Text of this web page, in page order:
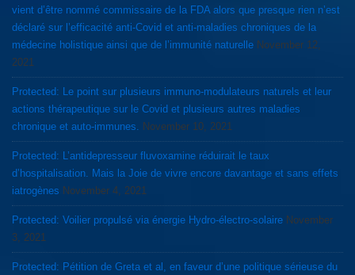
vient d’être nommé commissaire de la FDA alors que presque rien n’est
déclaré sur l’efficacité anti-Covid et anti-maladies chroniques de la
médecine holistique ainsi que de l’immunité naturelle November 12,
2021
Protected: Le point sur plusieurs immuno-modulateurs naturels et leur
actions thérapeutique sur le Covid et plusieurs autres maladies
chronique et auto-immunes.
November 10, 2021
Protected: L’antidepresseur fluvoxamine réduirait le taux
d’hospitalisation. Mais la Joie de vivre encore davantage et sans effets
iatrogènes November 4, 2021
Protected: Voilier propulsé via énergie Hydro-électro-solaire November
3, 2021
Protected: Pétition de Greta et al, en faveur d’une politique sérieuse du